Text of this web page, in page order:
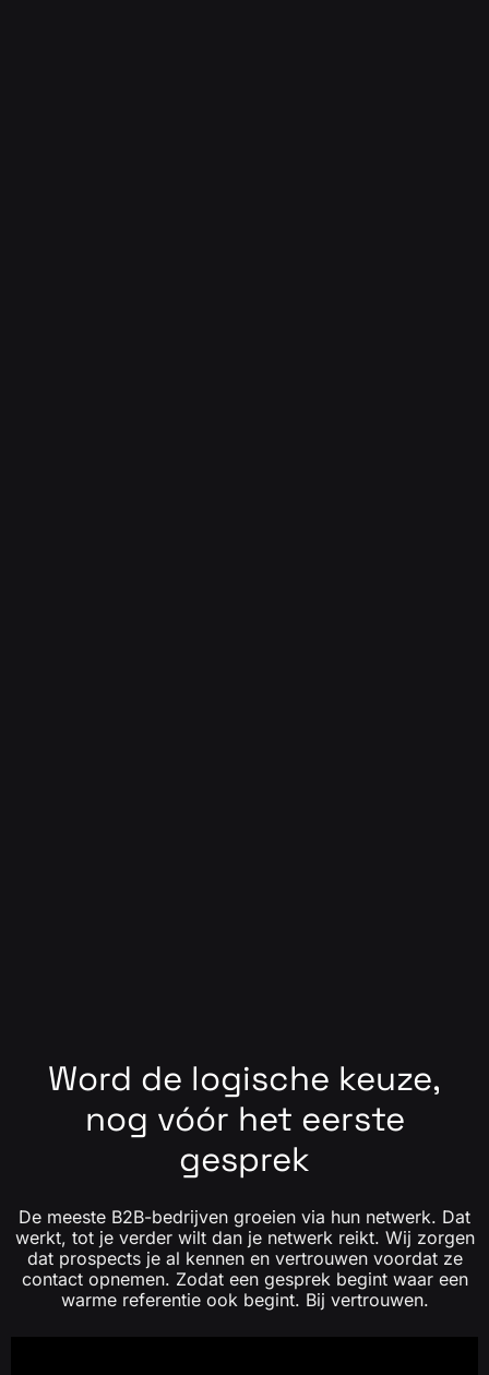
Word de logische keuze,
nog vóór het eerste
gesprek
De meeste B2B-bedrijven groeien via hun netwerk. Dat
werkt, tot je verder wilt dan je netwerk reikt. Wij zorgen
dat prospects je al kennen en vertrouwen voordat ze
contact opnemen. Zodat een gesprek begint waar een
warme referentie ook begint. Bij vertrouwen.